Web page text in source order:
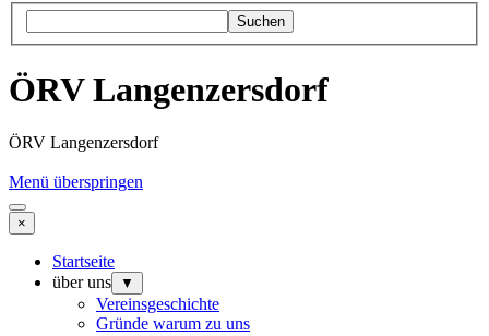
Suchen
ÖRV Langenzersdorf
ÖRV Langenzersdorf
Menü überspringen
×
Startseite
über uns
▼
Vereinsgeschichte
Gründe warum zu uns